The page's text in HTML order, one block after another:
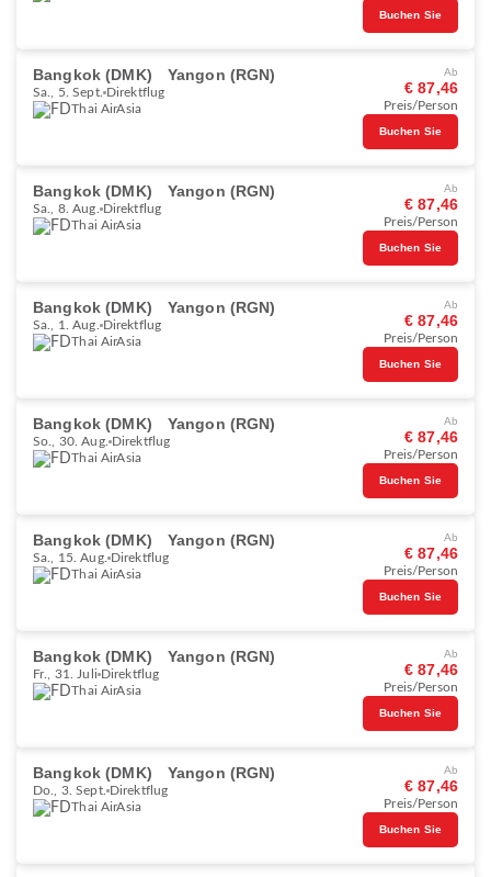
Buchen Sie
Bangkok (DMK) Yangon (RGN)
Sa., 5. Sept. Direktflug
Thai AirAsia
Ab
€ 87,46
Preis/Person
Buchen Sie
Bangkok (DMK) Yangon (RGN)
Sa., 8. Aug. Direktflug
Thai AirAsia
Ab
€ 87,46
Preis/Person
Buchen Sie
Bangkok (DMK) Yangon (RGN)
Sa., 1. Aug. Direktflug
Thai AirAsia
Ab
€ 87,46
Preis/Person
Buchen Sie
Bangkok (DMK) Yangon (RGN)
So., 30. Aug. Direktflug
Thai AirAsia
Ab
€ 87,46
Preis/Person
Buchen Sie
Bangkok (DMK) Yangon (RGN)
Sa., 15. Aug. Direktflug
Thai AirAsia
Ab
€ 87,46
Preis/Person
Buchen Sie
Bangkok (DMK) Yangon (RGN)
Fr., 31. Juli Direktflug
Thai AirAsia
Ab
€ 87,46
Preis/Person
Buchen Sie
Bangkok (DMK) Yangon (RGN)
Do., 3. Sept. Direktflug
Thai AirAsia
Ab
€ 87,46
Preis/Person
Buchen Sie